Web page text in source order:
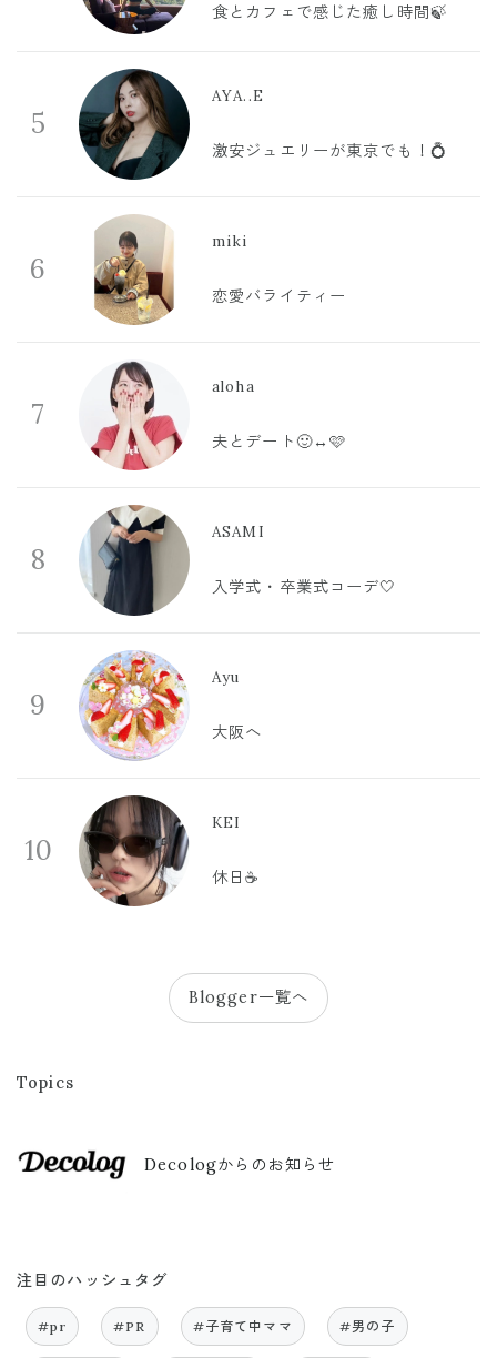
食とカフェで感じた癒し時間🍃
5
AYA..E
激安ジュエリーが東京でも！💍
6
miki
恋愛バライティー
7
aloha
夫とデート🙂‍↔️🩷
8
ASAMI
入学式・卒業式コーデ🤍
9
Ayu
大阪へ
10
KEI
休日☕️
Blogger一覧へ
Topics
Decologからのお知らせ
注目のハッシュタグ
#pr #PR #子育て中ママ #男の子